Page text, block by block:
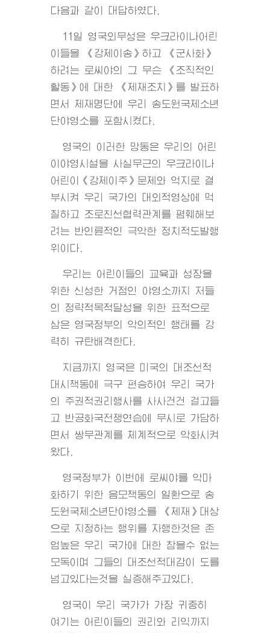
다음과 같이 대답하였다.
11일 영국외무성은 우크라이나어린
이들을 《강제이송》하고 《군사화》
하려는 로씨야의 그 무슨 《조직적인
활동》에 대한 《제재조치》를 발표하
면서 제재명단에 우리 송도원국제소년
단야영소를 포함시켰다.
영국의 이러한 망동은 우리의 어린
이야영시설을 사실무근의 우크라이나
어린이《강제이주》문제와 억지로 결
부시켜 우리 국가의 대외적영상에 먹
칠하고 조로친선협력관계를 폄훼해보
려는 반인륜적인 극악한 정치적도발행
위이다.
우리는 어린이들의 교육과 성장을
위한 신성한 거점인 야영소까지 저들
의 정략적목적달성을 위한 표적으로
삼은 영국정부의 악의적인 행태를 강
력히 규탄배격한다.
지금까지 영국은 미국의 대조선적
대시책동에 극구 편승하여 우리 국가
의 주권적권리행사를 사사건건 걸고들
고 반공화국전쟁연습에 무시로 가담하
면서 쌍무관계를 체계적으로 악화시켜
왔다.
영국정부가 이번에 로씨야를 악마
화하기 위한 음모책동의 일환으로 송
도원국제소년단야영소를 《제재》대상
으로 지정하는 행위를 자행한것은 존
엄높은 우리 국가에 대한 참을수 없는
모독이며 그들의 대조선적대감이 도를
넘고있다는것을 실증해주고있다.
영국이 우리 국가가 가장 귀중히
여기는 어린이들의 권리와 리익까지